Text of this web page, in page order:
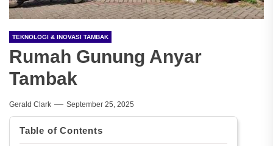
TEKNOLOGI & INOVASI TAMBAK
Rumah Gunung Anyar
Tambak
Gerald Clark September 25, 2025
Table of Contents